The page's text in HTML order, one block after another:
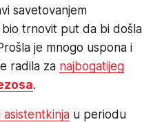
savetovanjem
bio trnovit put da bi došla
je mnogo uspona i
radila za najbogatijeg
.
asistentkinja u periodu